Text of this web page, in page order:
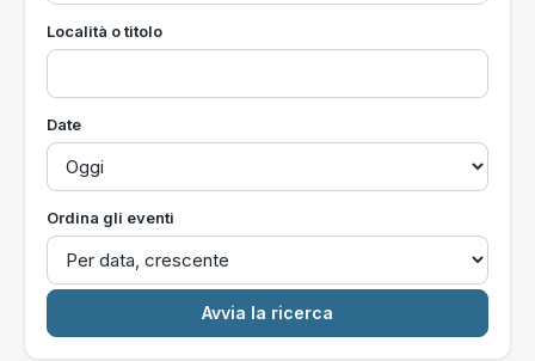
Località o titolo
Date
Ordina gli eventi